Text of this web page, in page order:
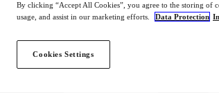
By clicking “Accept All Cookies”, you agree to the storing of
usage, and assist in our marketing efforts.
Data Protection
Cookies Settings